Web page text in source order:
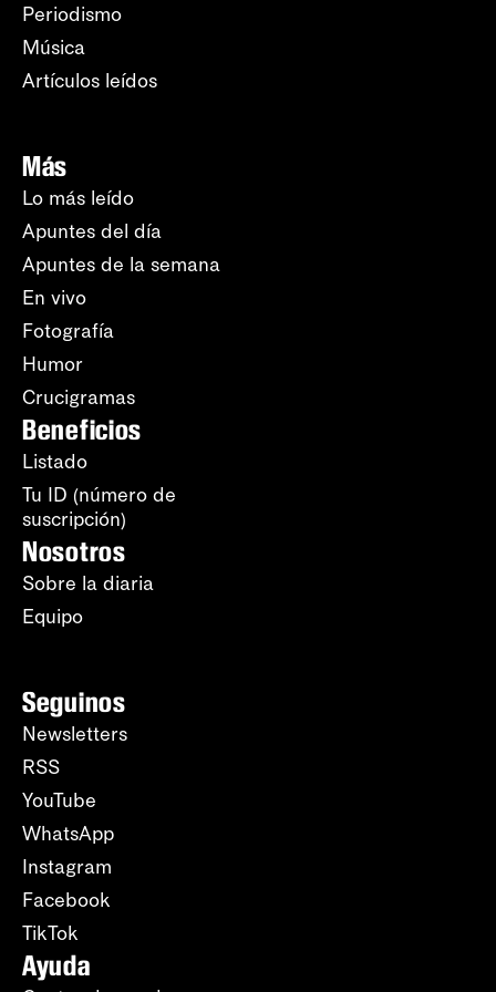
Periodismo
Música
Artículos leídos
Más
Lo más leído
Apuntes del día
Apuntes de la semana
En vivo
Fotografía
Humor
Crucigramas
Beneficios
Listado
Tu ID (número de
suscripción)
Nosotros
Sobre la diaria
Equipo
Seguinos
Newsletters
RSS
YouTube
WhatsApp
Instagram
Facebook
TikTok
Ayuda